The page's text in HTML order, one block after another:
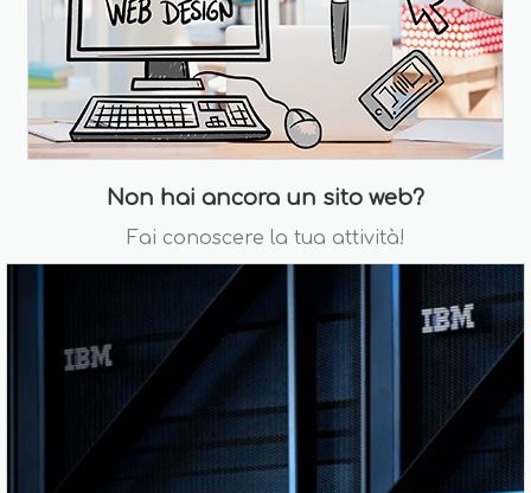
Non hai ancora un sito web?
Fai conoscere la tua attività!